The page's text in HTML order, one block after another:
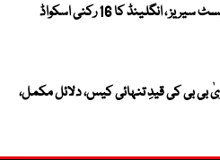
پاکستان کیخلاف ٹیسٹ سیریز ، انگلینڈ کا 16 رکنی اسکواڈ
بی بی کی قیدِ تنہائی کیس، دلائل مکمل،